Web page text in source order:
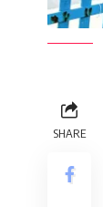
SHARE